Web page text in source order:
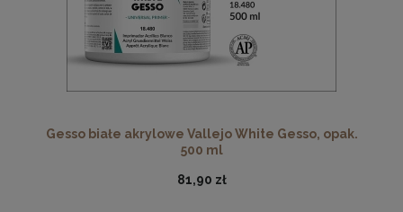
Gesso białe akrylowe Vallejo White Gesso, opak.
500 ml
81,90 zł